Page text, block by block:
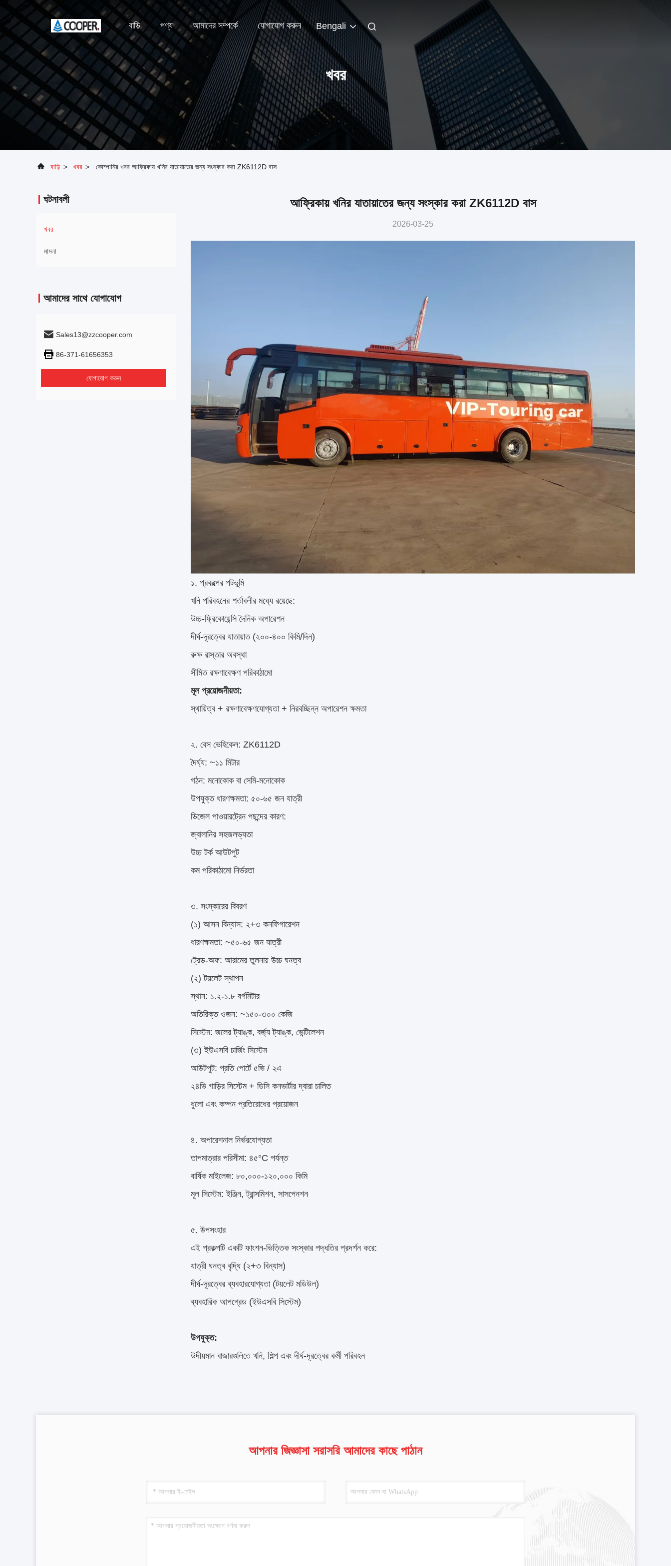
বাড়ি পণ্য আমাদের সম্পর্কে যোগাযোগ করুন Bengali
খবর
বাড়ি > খবর > কোম্পানির খবর আফ্রিকায় খনির যাতায়াতের জন্য সংস্কার করা ZK6112D বাস
ঘটনাবলী
খবর
মামলা
আমাদের সাথে যোগাযোগ
Sales13@zzcooper.com
86-371-61656353
যোগাযোগ করুন
আফ্রিকায় খনির যাতায়াতের জন্য সংস্কার করা ZK6112D বাস
2026-03-25
১. প্রকল্পের পটভূমি
খনি পরিবহনের শর্তাবলীর মধ্যে রয়েছে:
উচ্চ-ফ্রিকোয়েন্সি দৈনিক অপারেশন
দীর্ঘ-দূরত্বের যাতায়াত (২০০-৪০০ কিমি/দিন)
রুক্ষ রাস্তার অবস্থা
সীমিত রক্ষণাবেক্ষণ পরিকাঠামো
মূল প্রয়োজনীয়তা:
স্থায়িত্ব + রক্ষণাবেক্ষণযোগ্যতা + নিরবচ্ছিন্ন অপারেশন ক্ষমতা
২. বেস ভেহিকেল: ZK6112D
দৈর্ঘ্য: ~১১ মিটার
গঠন: মনোকোক বা সেমি-মনোকোক
উপযুক্ত ধারণক্ষমতা: ৫০-৬৫ জন যাত্রী
ডিজেল পাওয়ারট্রেন পছন্দের কারণ:
জ্বালানির সহজলভ্যতা
উচ্চ টর্ক আউটপুট
কম পরিকাঠামো নির্ভরতা
৩. সংস্কারের বিবরণ
(১) আসন বিন্যাস: ২+৩ কনফিগারেশন
ধারণক্ষমতা: ~৫০-৬৫ জন যাত্রী
ট্রেড-অফ: আরামের তুলনায় উচ্চ ঘনত্ব
(২) টয়লেট স্থাপন
স্থান: ১.২-১.৮ বর্গমিটার
অতিরিক্ত ওজন: ~১৫০-৩০০ কেজি
সিস্টেম: জলের ট্যাঙ্ক, বর্জ্য ট্যাঙ্ক, ভেন্টিলেশন
(৩) ইউএসবি চার্জিং সিস্টেম
আউটপুট: প্রতি পোর্টে ৫ভি / ২এ
২৪ভি গাড়ির সিস্টেম + ডিসি কনভার্টার দ্বারা চালিত
ধুলো এবং কম্পন প্রতিরোধের প্রয়োজন
৪. অপারেশনাল নির্ভরযোগ্যতা
তাপমাত্রার পরিসীমা: ৪৫°C পর্যন্ত
বার্ষিক মাইলেজ: ৮০,০০০-১২০,০০০ কিমি
মূল সিস্টেম: ইঞ্জিন, ট্রান্সমিশন, সাসপেনশন
৫. উপসংহার
এই প্রকল্পটি একটি ফাংশন-ভিত্তিক সংস্কার পদ্ধতির প্রদর্শন করে:
যাত্রী ঘনত্ব বৃদ্ধি (২+৩ বিন্যাস)
দীর্ঘ-দূরত্বের ব্যবহারযোগ্যতা (টয়লেট মডিউল)
ব্যবহারিক আপগ্রেড (ইউএসবি সিস্টেম)
উপযুক্ত:
উদীয়মান বাজারগুলিতে খনি, শিল্প এবং দীর্ঘ-দূরত্বের কর্মী পরিবহন
আপনার জিজ্ঞাসা সরাসরি আমাদের কাছে পাঠান